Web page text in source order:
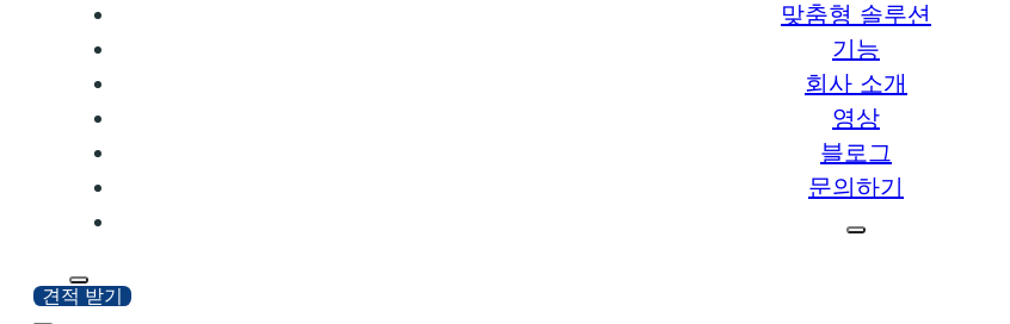
맞춤형 솔루션
기능
회사 소개
영상
블로그
문의하기
견적 받기